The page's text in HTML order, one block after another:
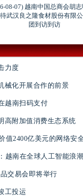
08-07) 越南中国总商会胡
武汉良之隆食材股份有限
团到访到访
力度
械化开展合作的前景
越南扫码支付
高附加值消费生态系统
值2400亿美元的网络安
越南在全球人工智能浪
交易会即将举行
工投运